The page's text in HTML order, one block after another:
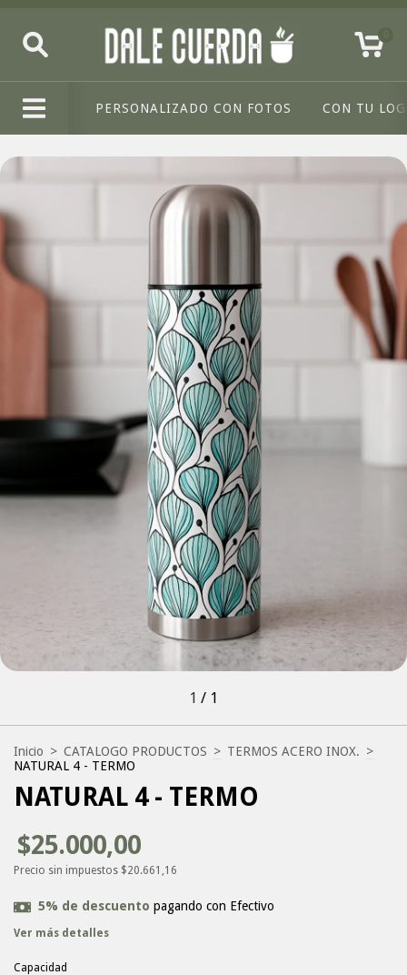
PERSONALIZADO CON FOTOS CON TU
1 / 1
Inicio > CATALOGO PRODUCTOS > TERMOS ACERO INOX. >
NATURAL 4 - TERMO
NATURAL 4 - TERMO
$25.000,00
Precio sin impuestos $20.661,16
5% de descuento pagando con Efectivo
Ver más detalles
Capacidad